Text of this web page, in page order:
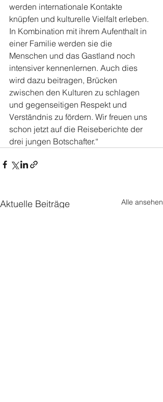
werden internationale Kontakte
knüpfen und kulturelle Vielfalt erleben.
In Kombination mit ihrem Aufenthalt in
einer Familie werden sie die
Menschen und das Gastland noch
intensiver kennenlernen. Auch dies
wird dazu beitragen, Brücken
zwischen den Kulturen zu schlagen
und gegenseitigen Respekt und
Verständnis zu fördern. Wir freuen uns
schon jetzt auf die Reiseberichte der
drei jungen Botschafter.“
Aktuelle Beiträge Alle ansehen